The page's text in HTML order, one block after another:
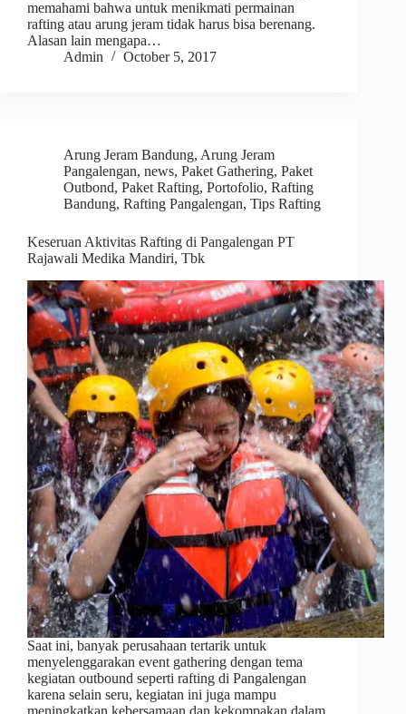
memahami bahwa untuk menikmati permainan
rafting atau arung jeram tidak harus bisa berenang.
Alasan lain mengapa…
Admin
October 5, 2017
Arung Jeram Bandung, Arung Jeram
Pangalengan, news, Paket Gathering, Paket
Outbond, Paket Rafting, Portofolio, Rafting
Bandung, Rafting Pangalengan, Tips Rafting
Keseruan Aktivitas Rafting di Pangalengan PT
Rajawali Medika Mandiri, Tbk
Saat ini, banyak perusahaan tertarik untuk
menyelenggarakan event gathering dengan tema
kegiatan outbound seperti rafting di Pangalengan
karena selain seru, kegiatan ini juga mampu